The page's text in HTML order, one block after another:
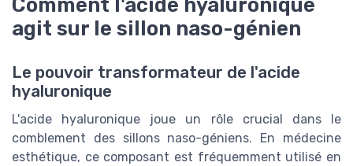
Comment l'acide hyaluronique
agit sur le sillon naso-génien
Le pouvoir transformateur de l'acide
hyaluronique
L'acide hyaluronique joue un rôle crucial dans le
comblement des sillons naso-géniens. En médecine
esthétique, ce composant est fréquemment utilisé en